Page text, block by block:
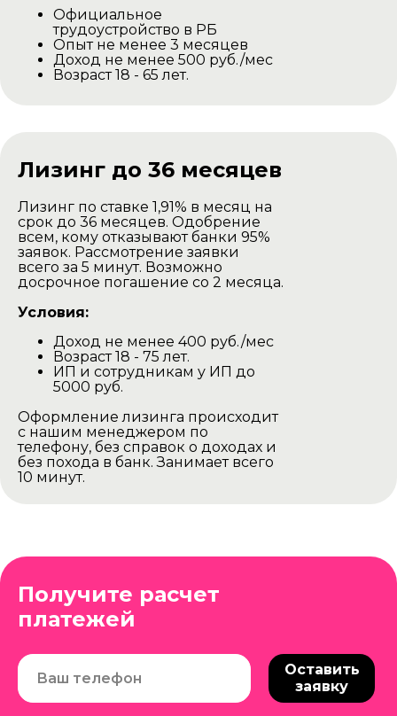
Официальное
трудоустройство в РБ
Опыт не менее 3 месяцев
Доход не менее 500 руб./мес
Возраст 18 - 65 лет.
Лизинг до 36 месяцев
Лизинг по ставке 1,91% в месяц на
срок до 36 месяцев. Одобрение
всем, кому отказывают банки 95%
заявок. Рассмотрение заявки
всего за 5 минут. Возможно
досрочное погашение со 2 месяца.
Условия:
Доход не менее 400 руб./мес
Возраст 18 - 75 лет.
ИП и сотрудникам у ИП до
5000 руб.
Оформление лизинга происходит
с нашим менеджером по
телефону, без справок о доходах и
без похода в банк. Занимает всего
10 минут.
Оставить
заявку
Получите расчет
платежей
в собранном виде и выгружается
краном на участок.
Так же осуществляем доставку
сборки
Баня доставляется в разобранном
виде на тентованной газеле.
Наша газель проезжаедет в любом
дачном участке.
Выгрузка производится своими
силами.
Минск и Минская область
Цена доставки -
Доставляется баня на прицепе до
вашего участка. Ваша задача найти
пункте для выгрузки бани с
прицепа и установки краном на
ваш участок.